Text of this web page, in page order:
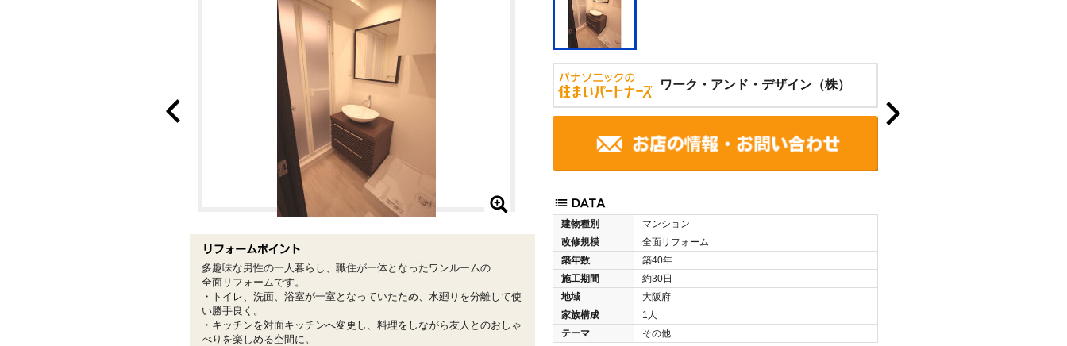
ワーク・アンド・デザイン（株）
建物種別
マンション
改修規模
全面リフォーム
築年数
築40年
施工期間
約30日
地域
大阪府
家族構成
1人
テーマ
その他
多趣味な男性の一人暮らし、職住が一体となったワンルームの
全面リフォームです。
・トイレ、洗面、浴室が一室となっていたため、水廻りを分離して使
い勝手良く。
・キッチンを対面キッチンへ変更し、料理をしながら友人とのおしゃ
べりを楽しめる空間に。